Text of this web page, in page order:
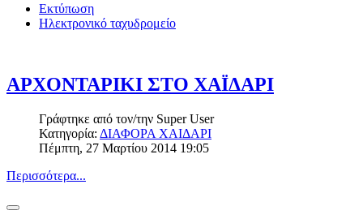
Εκτύπωση
Ηλεκτρονικό ταχυδρομείο
ΑΡΧΟΝΤΑΡΙΚΙ ΣΤΟ ΧΑΪΔΑΡΙ
Γράφτηκε από τον/την Super User
Κατηγορία: ΔΙΑΦΟΡΑ ΧΑΙΔΑΡΙ
Πέμπτη, 27 Μαρτίου 2014 19:05
Περισσότερα...